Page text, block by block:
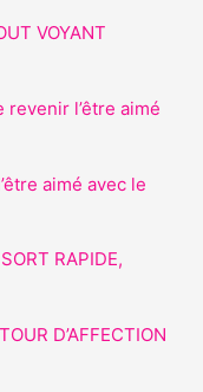
VOYANT
l’être aimé
aimé avec le
RAPIDE,
D’AFFECTION